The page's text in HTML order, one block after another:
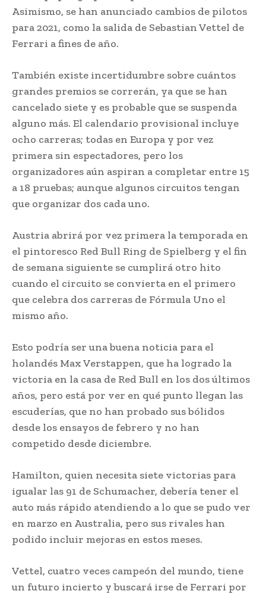
Asimismo, se han anunciado cambios de pilotos
para 2021, como la salida de Sebastian Vettel de
Ferrari a fines de año.
También existe incertidumbre sobre cuántos
grandes premios se correrán, ya que se han
cancelado siete y es probable que se suspenda
alguno más. El calendario provisional incluye
ocho carreras; todas en Europa y por vez
primera sin espectadores, pero los
organizadores aún aspiran a completar entre 15
a 18 pruebas; aunque algunos circuitos tengan
que organizar dos cada uno.
Austria abrirá por vez primera la temporada en
el pintoresco Red Bull Ring de Spielberg y el fin
de semana siguiente se cumplirá otro hito
cuando el circuito se convierta en el primero
que celebra dos carreras de Fórmula Uno el
mismo año.
Esto podría ser una buena noticia para el
holandés Max Verstappen, que ha logrado la
victoria en la casa de Red Bull en los dos últimos
años, pero está por ver en qué punto llegan las
escuderías, que no han probado sus bólidos
desde los ensayos de febrero y no han
competido desde diciembre.
Hamilton, quien necesita siete victorias para
igualar las 91 de Schumacher, debería tener el
auto más rápido atendiendo a lo que se pudo ver
en marzo en Australia, pero sus rivales han
podido incluir mejoras en estos meses.
Vettel, cuatro veces campeón del mundo, tiene
un futuro incierto y buscará irse de Ferrari por